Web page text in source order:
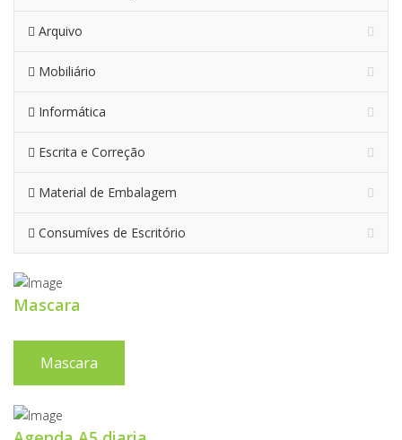
Arquivo
Mobiliário
Informática
Escrita e Correção
Material de Embalagem
Consumíves de Escritório
Mascara
Mascara